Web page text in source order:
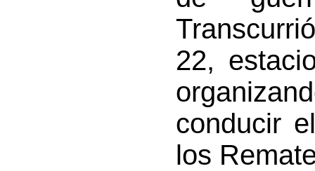
22,
conducir
los